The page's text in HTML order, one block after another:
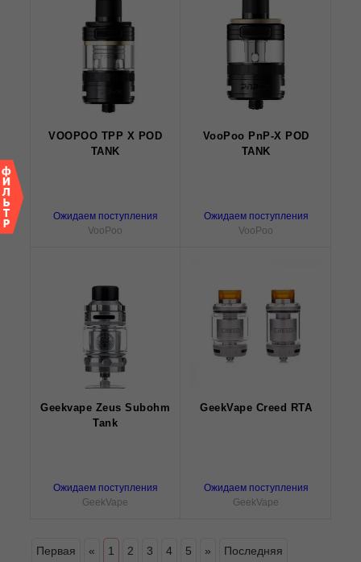
VOOPOO TPP X POD
TANK
Ожидаем поступления
VooPoo
VooPoo PnP-X POD
TANK
Ожидаем поступления
VooPoo
Geekvape Zeus Subohm
Tank
Ожидаем поступления
GeekVape
GeekVape Creed RTA
Ожидаем поступления
GeekVape
Первая « 1 2 3 4 5 » Последняя